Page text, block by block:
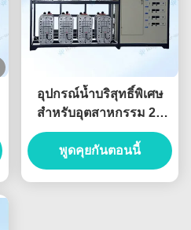
อุปกรณ์น้ำบริสุทธิ์พิเศษ
สำหรับอุตสาหกรรม 20
ตัน/ชั่วโมง สำหรับการ
พิมพ์หิน
พูดคุยกันตอนนี้